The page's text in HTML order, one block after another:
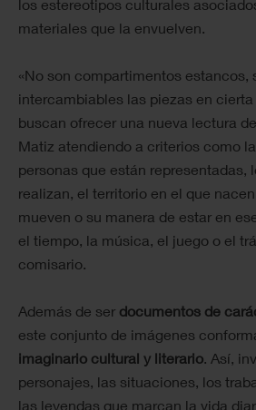
los estereotipos culturales
materiales que la envuelven.
«No son compartimentos estancos,
intercambiables las piezas en
buscan ofrecer una nueva lectura
Matiz atendiendo a criterios como
personas que están representadas,
realizan, el territorio en el que
mueven o su manera de estar en
el tiempo, la música, el juego o el
comisario.
Además de ser documentos de
este conjunto de imágenes
imaginario cultural y literario. Así,
personajes, las situaciones, los
las leyendas que marcan la vida